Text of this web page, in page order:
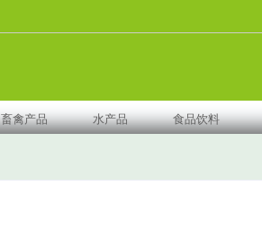
畜禽产品 水产品 食品饮料